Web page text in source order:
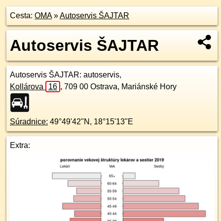
Cesta: OMA»Autoservis ŠAJTAR
Autoservis ŠAJTAR
Autoservis ŠAJTAR: autoservis,
Kollárova
16 , 709 00 Ostrava, Mariánské Hory
Súradnice: 49°49'42"N , 18°15'13"E
Extra: